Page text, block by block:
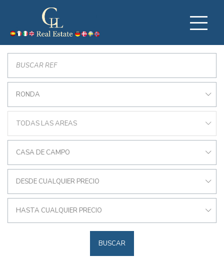
RONDA
TODAS LAS AREAS
CASA DE CAMPO
DESDE CUALQUIER PRECIO
HASTA CUALQUIER PRECIO
BUSCAR